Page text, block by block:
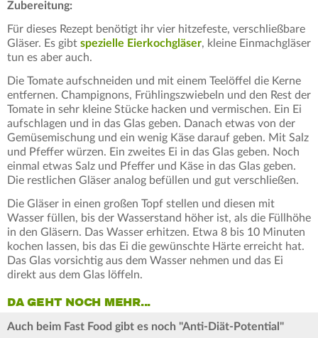
Zubereitung:
Für dieses Rezept benötigt ihr vier hitzefeste, verschließbare
Gläser. Es gibt spezielle Eierkochgläser, kleine Einmachgläser
tun es aber auch.
Die Tomate aufschneiden und mit einem Teelöffel die Kerne
entfernen. Champignons, Frühlingszwiebeln und den Rest der
Tomate in sehr kleine Stücke hacken und vermischen. Ein Ei
aufschlagen und in das Glas geben. Danach etwas von der
Gemüsemischung und ein wenig Käse darauf geben. Mit Salz
und Pfeffer würzen. Ein zweites Ei in das Glas geben. Noch
einmal etwas Salz und Pfeffer und Käse in das Glas geben.
Die restlichen Gläser analog befüllen und gut verschließen.
Die Gläser in einen großen Topf stellen und diesen mit
Wasser füllen, bis der Wasserstand höher ist, als die Füllhöhe
in den Gläsern. Das Wasser erhitzen. Etwa 8 bis 10 Minuten
kochen lassen, bis das Ei die gewünschte Härte erreicht hat.
Das Glas vorsichtig aus dem Wasser nehmen und das Ei
direkt aus dem Glas löffeln.
DA GEHT NOCH MEHR...
Auch beim Fast Food gibt es noch "Anti-Diät-Potential"